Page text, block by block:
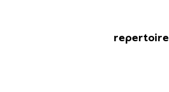
repertoire